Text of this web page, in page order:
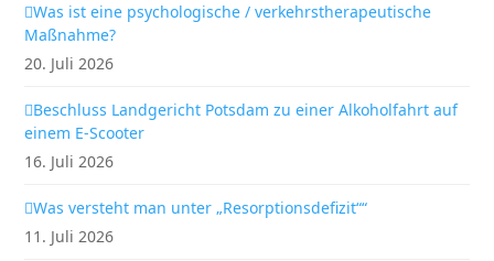
Was ist eine psychologische / verkehrstherapeutische
Maßnahme?
20. Juli 2026
Beschluss Landgericht Potsdam zu einer Alkoholfahrt auf
einem E-Scooter
16. Juli 2026
Was versteht man unter „Resorptionsdefizit““
11. Juli 2026